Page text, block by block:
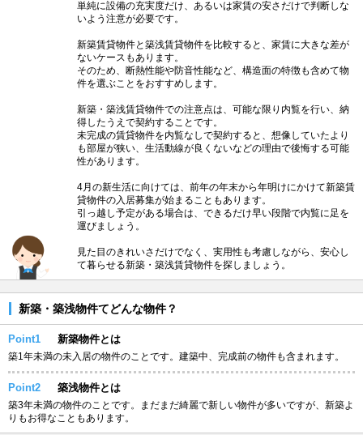
単純に設備の充実度だけ、あるいは家賃の安さだけで判断しな
いよう注意が必要です。
新築賃貸物件と築浅賃貸物件を比較すると、家賃に大きな差が
ないケースもあります。
そのため、断熱性能や防音性能など、構造面の特徴も含めて物
件を選ぶことをおすすめします。
新築・築浅賃貸物件での注意点は、可能な限り内覧を行い、納
得したうえで契約することです。
未完成の賃貸物件を内覧なしで契約すると、想像していたより
も部屋が狭い、生活動線が良くないなどの理由で後悔する可能
性があります。
4月の新生活に向けては、前年の年末から年明けにかけて新築賃
貸物件の入居募集が始まることもあります。
引っ越し予定がある場合は、できるだけ早い段階で内覧に足を
運びましょう。
見た目のきれいさだけでなく、実用性も考慮しながら、安心し
て暮らせる新築・築浅賃貸物件を探しましょう。
新築・築浅物件てどんな物件？
Point1 新築物件とは
築1年未満の未入居の物件のことです。建築中、完成前の物件も含まれます。
Point2 築浅物件とは
築3年未満の物件のことです。まだまだ綺麗で新しい物件が多いですが、新築よ
りもお得なこともあります。